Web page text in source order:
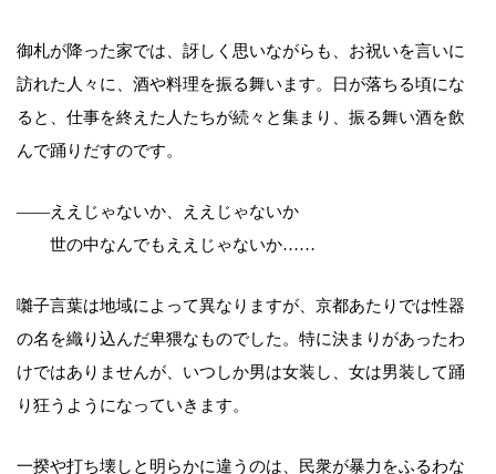
御札が降った家では、訝しく思いながらも、お祝いを言いに
訪れた人々に、酒や料理を振る舞います。日が落ちる頃にな
ると、仕事を終えた人たちが続々と集まり、振る舞い酒を飲
んで踊りだすのです。
――ええじゃないか、ええじゃないか
世の中なんでもええじゃないか……
囃子言葉は地域によって異なりますが、京都あたりでは性器
の名を織り込んだ卑猥なものでした。特に決まりがあったわ
けではありませんが、いつしか男は女装し、女は男装して踊
り狂うようになっていきます。
一揆や打ち壊しと明らかに違うのは、民衆が暴力をふるわな